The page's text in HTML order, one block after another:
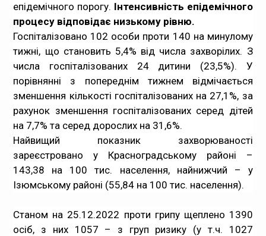
епідемічного порогу. Інтенсивність епідемічного
процесу відповідає низькому рівню.
Госпіталізовано 102 особи проти 140 на минулому
тижні, що становить 5,4% від числа захворілих. З
числа госпіталізованих 24 дитини (23,5%). У
порівнянні з попереднім тижнем відмічається
зменшення кількості госпіталізованих на 27,1%, за
рахунок зменшення госпіталізованих серед дітей
на 7,7% та серед дорослих на 31,6%.
Найвищий показник захворюваності
зареєстровано у Красноградському районі –
143,38 на 100 тис. населення, найнижчий – у
Ізюмському районі (55,84 на 100 тис. населення).
Станом на 25.12.2022 проти грипу щеплено 1390
осіб, з них 1057 – з груп ризику (у т.ч. 1027